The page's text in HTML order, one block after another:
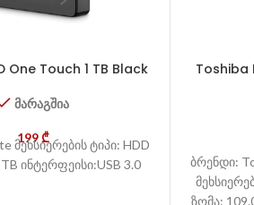
One Touch 1 TB Black
მარაგშია
199₾
მეხსიერების ტიპი: HDD
ინტერფეისი:USB 3.0
Toshiba
ბრენდი:
ზომა: